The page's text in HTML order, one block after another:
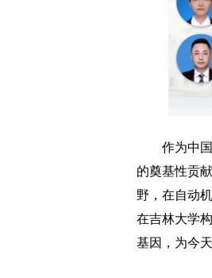
作为中国
的奠基性贡
野，在自动
在吉林大学
基因，为今